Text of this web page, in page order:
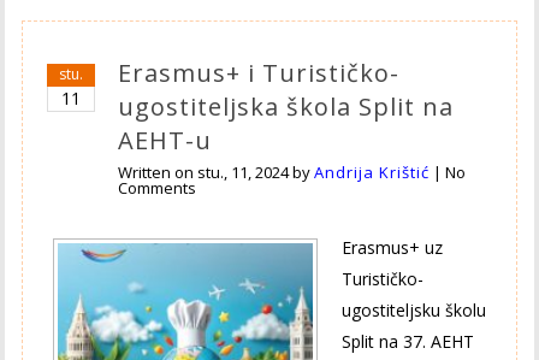
stu.
11
Erasmus+ i Turističko-
ugostiteljska škola Split na
AEHT-u
Written on stu., 11, 2024byAndrija Krištić |No
Comments
Erasmus+ uz
Turističko-
ugostiteljsku školu
Split na 37. AEHT